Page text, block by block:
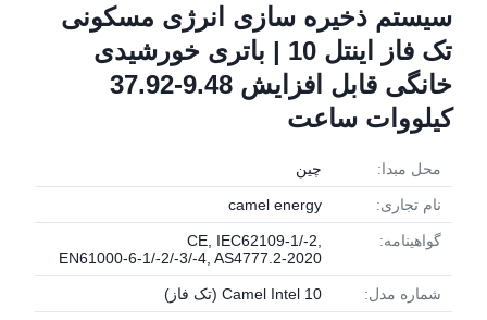
سیستم ذخیره سازی انرژی مسکونی
تک فاز اینتل 10 | باتری خورشیدی
خانگی قابل افزایش 9.48-37.92
کیلووات ساعت
محل مبدا: چین
نام تجاری: camel energy
گواهینامه:
CE, IEC62109‑1/-2,
EN61000‑6‑1/-2/-3/-4, AS4777.2‑2020
شماره مدل: Camel Intel 10 (تک فاز)